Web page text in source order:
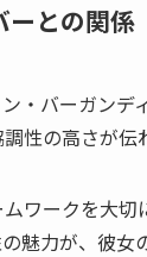
ーとの関係
・バーガン
性の高さが伝
ワークを大
魅力が、彼女